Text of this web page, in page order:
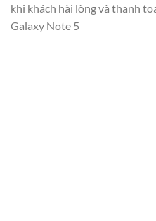
khi khách hài lòng và thanh
Galaxy Note 5